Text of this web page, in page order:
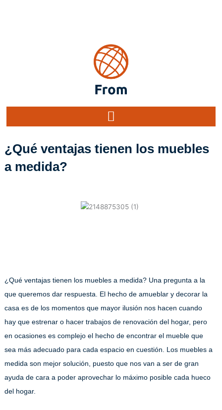
¿Qué ventajas tienen los muebles
a medida?
¿Qué ventajas tienen los muebles a medida? Una pregunta a la
que queremos dar respuesta. El hecho de amueblar y decorar la
casa es de los momentos que mayor ilusión nos hacen cuando
hay que estrenar o hacer trabajos de renovación del hogar, pero
en ocasiones es complejo el hecho de encontrar el mueble que
sea más adecuado para cada espacio en cuestión. Los muebles a
medida son mejor solución, puesto que nos van a ser de gran
ayuda de cara a poder aprovechar lo máximo posible cada hueco
del hogar.